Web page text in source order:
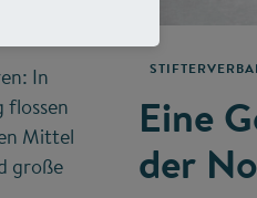
In
flossen
Mittel
große
Eine
der